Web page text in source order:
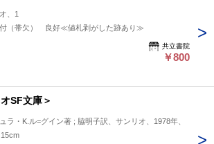
、1
付（帯欠） 良好≪値札剥がした跡あり≫
共立書院
￥800
SF文庫＞
ラ・K.ル=グイン著 ; 脇明子訳、サンリオ、1978年、